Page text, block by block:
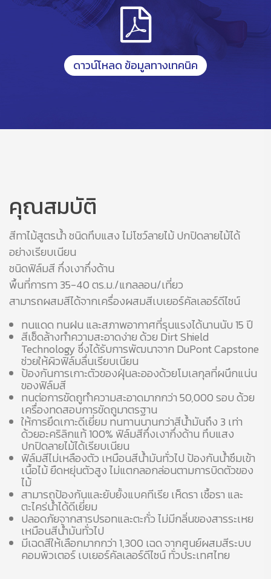
ดาวน์โหลด ข้อมูลทางเทคนิค
คุณสมบัติ
สีทาไม้สูตรน้ำ ชนิดทึบแสง ไม่โชว์ลายไม้ ปกปิดลายไม้ได้
อย่างเรียบเนียน
ชนิดฟิล์มสี กึ่งเงากึ่งด้าน
พื้นที่การทา 35-40 ตร.ม./แกลลอน/เที่ยว
สามารถผสมสีได้จากเครื่องผสมสีเบเยอร์คัลเลอร์ดีไซน์
ทนแดด ทนฝน และสภาพอากาศที่รุนแรงได้นานนับ 15 ปี
สีเช็ดล้างทำความสะอาดง่าย ด้วย Dirt Shield
Technology ซึ่งได้รับการพัฒนาจาก DuPont Capstone
ช่วยให้ผิวฟิล์มลื่นเรียบเนียน
ป้องกันการเกาะตัวของฝุ่นละอองด้วยโมเลกุลที่ผนึกแน่น
ของฟิล์มสี
ทนต่อการขัดถูทำความสะอาดมากกว่า 50,000 รอบ ด้วย
เครื่องทดสอบการขัดถูมาตรฐาน
ให้การยึดเกาะดีเยี่ยม ทนทานนานกว่าสีน้ำมันถึง 3 เท่า
ด้วยอะคริลิกแท้ 100% ฟิล์มสีกึ่งเงากึ่งด้าน ทึบแสง
ปกปิดลายไม้ได้เรียบเนียน
ฟิล์มสีไม่เหลืองตัว เหมือนสีน้ำมันทั่วไป ป้องกันน้ำซึมเข้า
เนื้อไม้ ยืดหยุ่นตัวสูง ไม่แตกลอกล่อนตามการบิดตัวของ
ไม้
สามารถป้องกันและยับยั้งแบคทีเรีย เห็ดรา เชื้อรา และ
ตะไคร่น้ำได้ดีเยี่ยม
ปลอดภัยจากสารปรอทและตะกั่ว ไม่มีกลิ่นของสารระเหย
เหมือนสีน้ำมันทั่วไป
มีเฉดสีให้เลือกมากกว่า 1,300 เฉด จากศูนย์ผสมสีระบบ
คอมพิวเตอร์ เบเยอร์คัลเลอร์ดีไซน์ ทั่วประเทศไทย